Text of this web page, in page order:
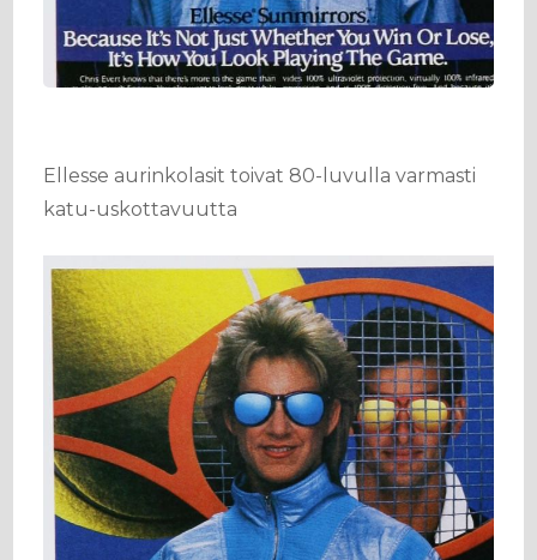
Ellesse aurinkolasit toivat 80-luvulla varmasti
katu-uskottavuutta